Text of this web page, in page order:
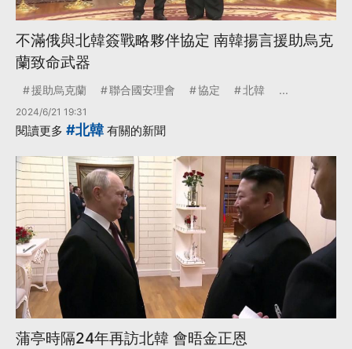
不滿俄與北韓簽戰略夥伴協定 南韓揚言援助烏克
蘭致命武器
援助烏克蘭 聯合國安理會 協定 北韓 ...
2024/6/21 19:31
閱讀更多 #北韓 有關的新聞
蒲亭時隔24年再訪北韓 會晤金正恩